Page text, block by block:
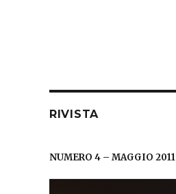
RIVISTA
NUMERO 4 – MAGGIO 2011